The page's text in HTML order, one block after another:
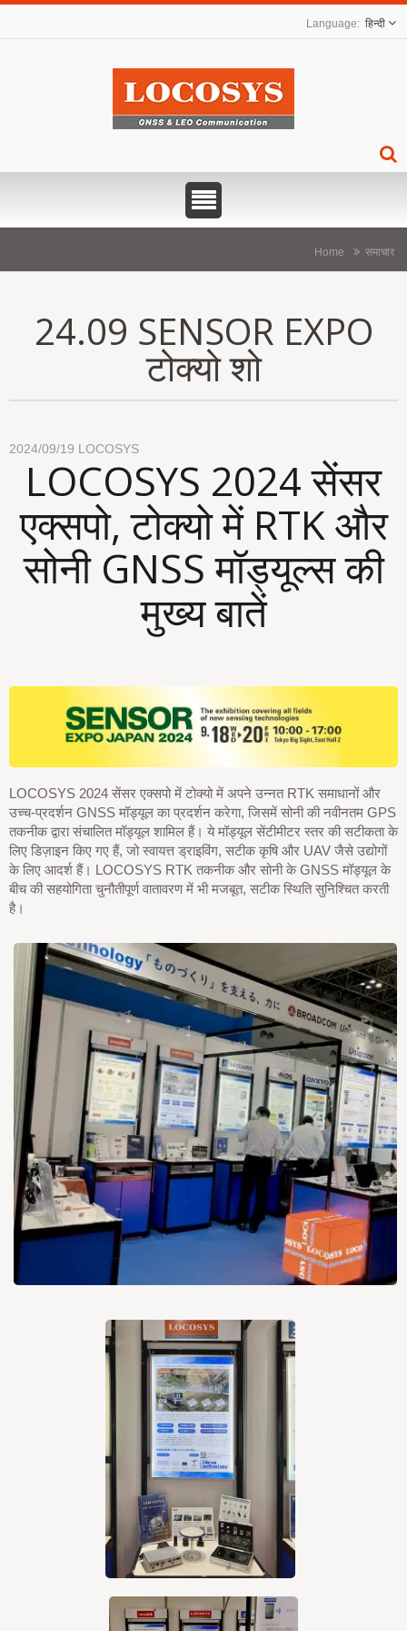
हिन्दी
Home समाचार
24.09 SENSOR EXPO
टोक्यो शो
2024/09/19 LOCOSYS
LOCOSYS 2024 सेंसर
एक्सपो, टोक्यो में RTK और
सोनी GNSS मॉड्यूल्स की
मुख्य बातें
LOCOSYS 2024 सेंसर एक्सपो में टोक्यो में अपने उन्नत RTK समाधानों और
उच्च-प्रदर्शन GNSS मॉड्यूल का प्रदर्शन करेगा, जिसमें सोनी की नवीनतम GPS
तकनीक द्वारा संचालित मॉड्यूल शामिल हैं। ये मॉड्यूल सेंटीमीटर स्तर की सटीकता के
लिए डिज़ाइन किए गए हैं, जो स्वायत्त ड्राइविंग, सटीक कृषि और UAV जैसे उद्योगों
के लिए आदर्श हैं। LOCOSYS RTK तकनीक और सोनी के GNSS मॉड्यूल के
बीच की सहयोगिता चुनौतीपूर्ण वातावरण में भी मजबूत, सटीक स्थिति सुनिश्चित करती
है।